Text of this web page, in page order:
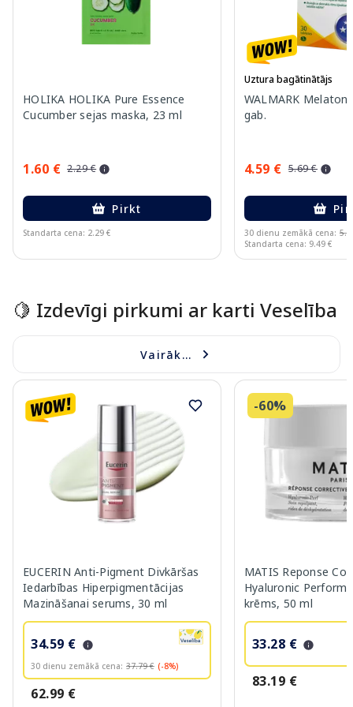
HOLIKA HOLIKA Pure Essence
Cucumber sejas maska, 23 ml
1.60 € 2.29 €
Pirkt
Standarta cena: 2.29 €
Uztura bagātinātājs
WALMARK
gab.
4.59 € 5.69 €
30 dienu zemākā cena:
Standarta cena: 9.49 €
🍋 Izdevīgi pirkumi ar karti Veselība
Vairāk...
EUCERIN Anti-Pigment Divkāršas
Iedarbības Hiperpigmentācijas
Mazināšanai serums, 30 ml
34.59 €
30 dienu zemākā cena: 37.79 € (-8%)
62.99 €
-60%
MATIS Reponse
Hyaluronic
krēms, 50 ml
33.28 €
83.19 €